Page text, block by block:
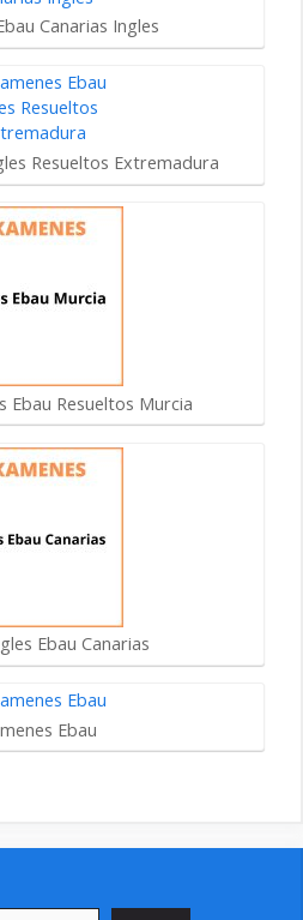
Canarias Ingles
Resueltos Extremadura
Ebau Resueltos Murcia
Ebau Canarias
Ebau